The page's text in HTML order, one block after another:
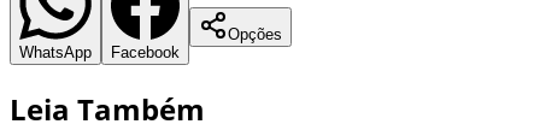
WhatsApp Facebook
Opções
Leia Também